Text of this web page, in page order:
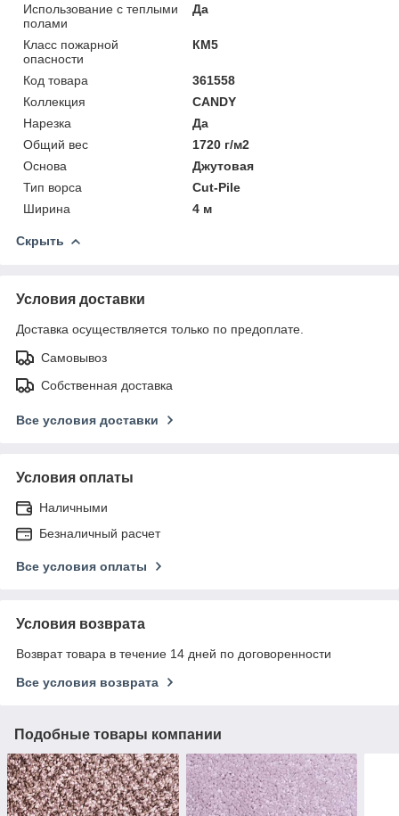
Использование с теплыми
полами
Да
Класс пожарной
опасности
КМ5
Код товара
361558
Коллекция
CANDY
Нарезка
Да
Общий вес
1720 г/м2
Основа
Джутовая
Тип ворса
Cut-Pile
Ширина
4 м
Скрыть
Условия доставки
Доставка осуществляется только по предоплате.
Самовывоз
Собственная доставка
Все условия доставки
Условия оплаты
Наличными
Безналичный расчет
Все условия оплаты
Условия возврата
Возврат товара в течение 14 дней по договоренности
Все условия возврата
Подобные товары компании